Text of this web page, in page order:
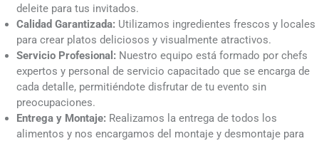
deleite para tus invitados.
Calidad Garantizada: Utilizamos ingredientes frescos y locales
para crear platos deliciosos y visualmente atractivos.
Servicio Profesional: Nuestro equipo está formado por chefs
expertos y personal de servicio capacitado que se encarga de
cada detalle, permitiéndote disfrutar de tu evento sin
preocupaciones.
Entrega y Montaje: Realizamos la entrega de todos los
alimentos y nos encargamos del montaje y desmontaje para